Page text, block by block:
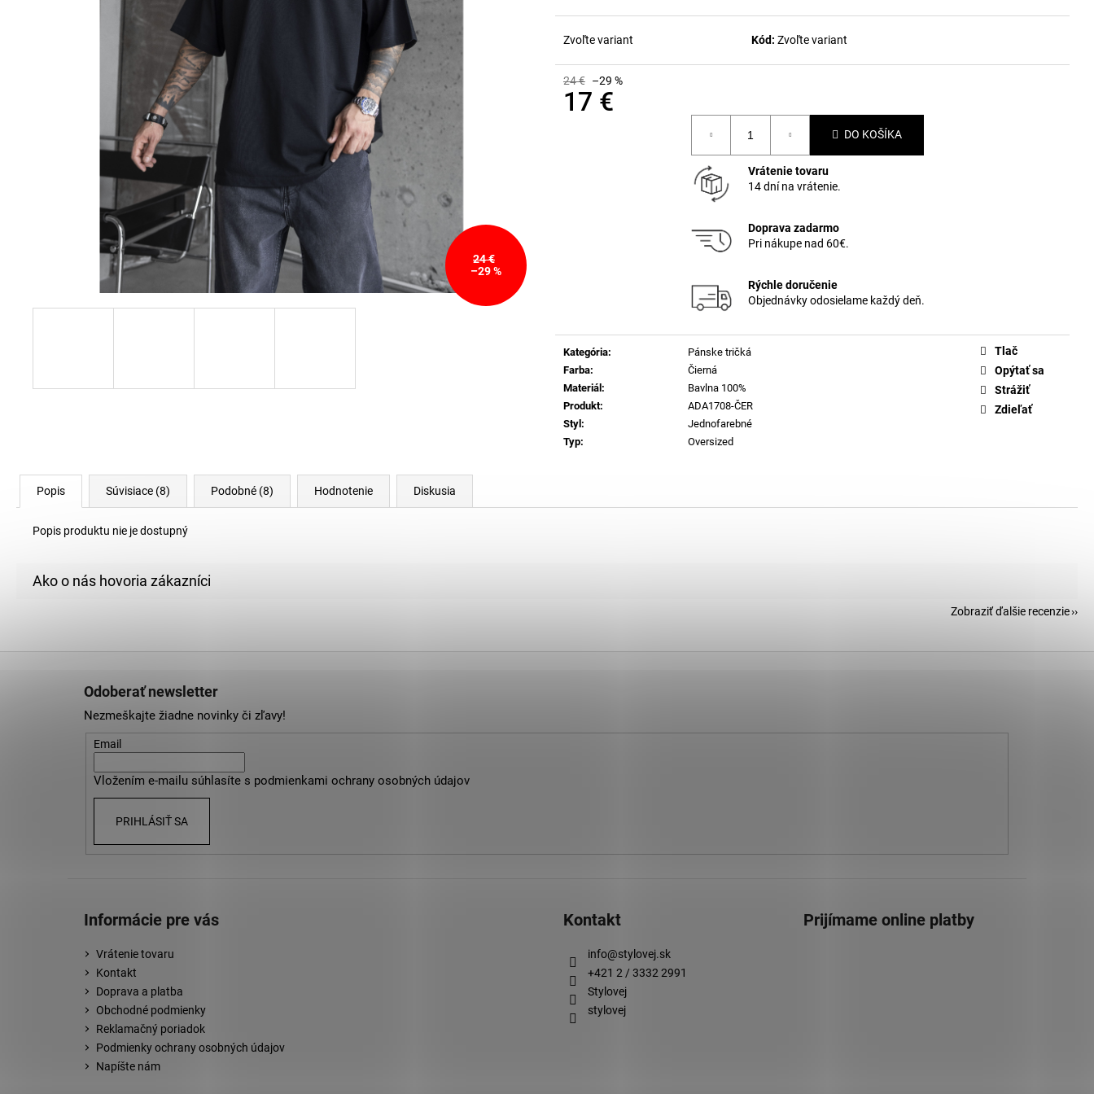
Zvoľte variant Kód: Zvoľte variant
24 € –29 %
17 €
DO KOŠÍKA
Vrátenie tovaru
14 dní na vrátenie.
Doprava zadarmo
Pri nákupe nad 60€.
Rýchle doručenie
Objednávky odosielame každý deň.
Kategória:
Pánske tričká
Farba:
Čierná
Materiál:
Bavlna 100%
Produkt:
ADA1708-ČER
Styl:
Jednofarebné
Typ: Oversized
Tlač
Opýtať sa
Strážiť
Zdieľať
24 €
–29 %
Popis Súvisiace (8) Podobné (8) Hodnotenie Diskusia
Popis produktu nie je dostupný
Zobraziť ďalšie recenzie
Odoberať newsletter
Nezmeškajte žiadne novinky či zľavy!
Email
Vložením e-mailu súhlasíte s podmienkami ochrany osobných údajov
PRIHLÁSIŤ SA
Informácie pre vás
Vrátenie tovaru
Kontakt
Doprava a platba
Obchodné podmienky
Reklamačný poriadok
Podmienky ochrany osobných údajov
Napíšte nám
Kontakt
info@stylovej.sk
+421 2 / 3332 2991
Stylovej
stylovej
Prijímame online platby